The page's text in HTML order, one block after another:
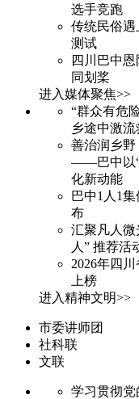
选手竞跑
传统民俗
测试
四川巴中
同划桨
进入媒体聚焦>>
“群众有危
乡途中激流
善治润乡野
——巴中以“
化新动能
巴中1人1
布
汇聚凡人微
人” 推荐活
2026年四
上榜
进入精神文明>>
市委讲师团
社科联
文联
学习贯彻